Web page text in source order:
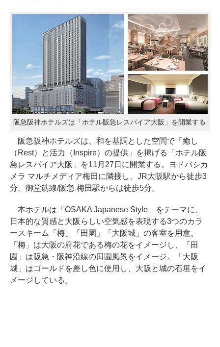
阪急阪神ホテルズは「ホテル阪急レスパイア大阪」を開業する
阪急阪神ホテルズは、和を基調とした空間で「癒し
（Rest）と活力（Inspire）の提供」を掲げる「ホテル阪
急レスパイア大阪」を11月27日に開業する。ヨドバシカ
メラ マルチメディア梅田に隣接し、JR大阪駅から徒歩3
分、御堂筋線/阪急 梅田駅からは徒歩5分。
本ホテルは「OSAKA Japanese Style」をテーマに、
日本的な質感と大阪らしい空気感を表現する3つのカラ
ースキーム「梅」「田園」「大阪城」の客室を用意。
「梅」は大阪の府花である梅の花をイメージし、「田
園」は阪急・阪神沿線の田園風景をイメージ。「大阪
城」はゴールドを差し色に使用し、大阪と城の石垣をイ
メージしている。